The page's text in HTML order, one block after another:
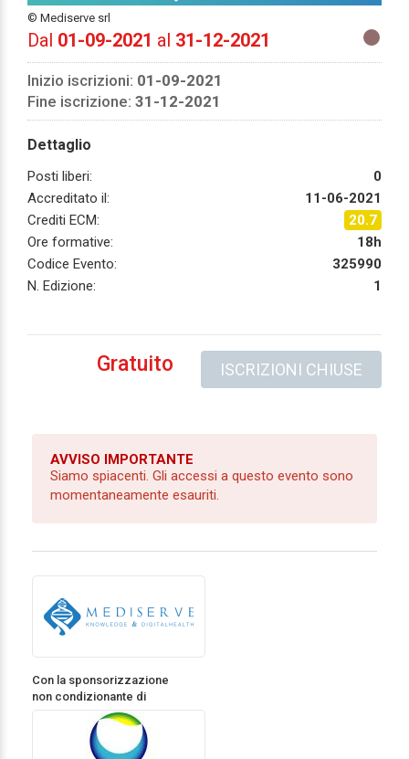
© Mediserve srl
Dal 01-09-2021 al 31-12-2021
Inizio iscrizioni: 01-09-2021
Fine iscrizione: 31-12-2021
Dettaglio
Posti liberi:
0
Accreditato il:
11-06-2021
Crediti ECM:
20.7
Ore formative:
18h
Codice Evento:
325990
N. Edizione:
1
ISCRIZIONI CHIUSE
Gratuito
AVVISO IMPORTANTE
Siamo spiacenti. Gli accessi a questo evento sono
momentaneamente esauriti.
Con la sponsorizzazione
non condizionante di